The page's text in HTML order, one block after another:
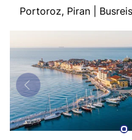
Busreisen
Bus mieten
Gutscheine
Kontakt
Portoroz, Piran |